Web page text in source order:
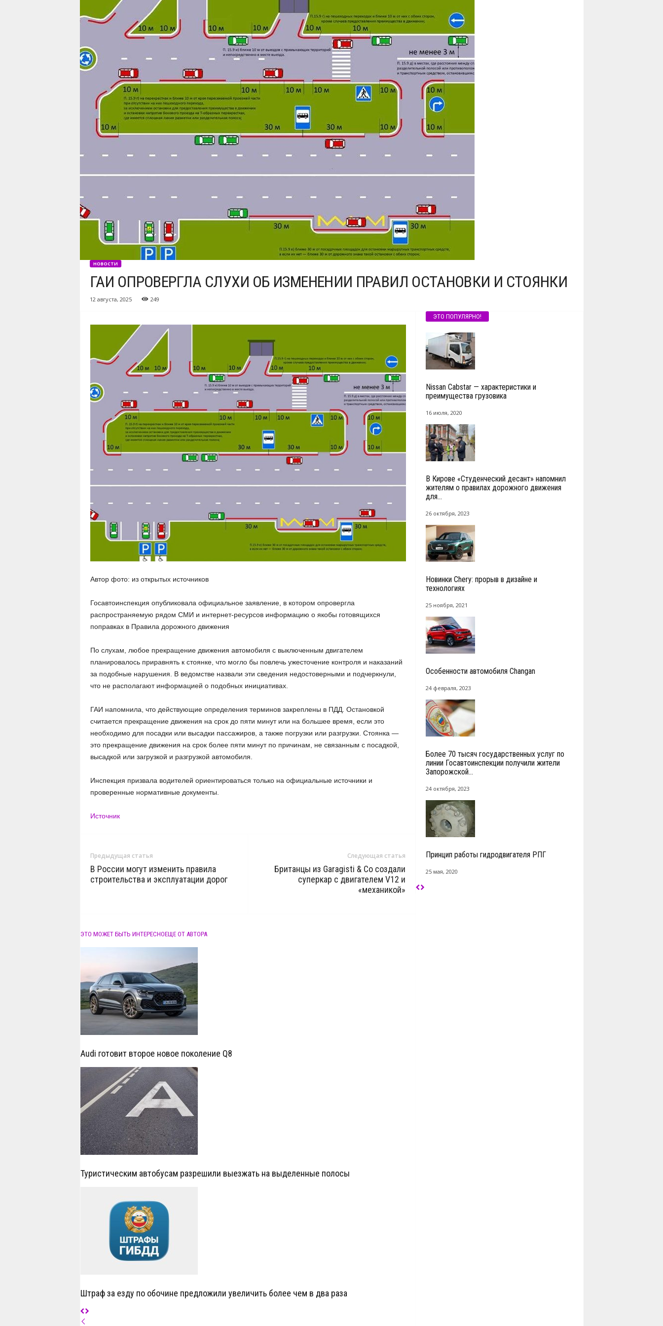
НОВОСТИ
ГАИ ОПРОВЕРГЛА СЛУХИ ОБ ИЗМЕНЕНИИ ПРАВИЛ ОСТАНОВКИ И СТОЯНКИ
12 августа, 2025 249
Автор фото: из открытых источников
Госавтоинспекция опубликовала официальное заявление, в котором опровергла
распространяемую рядом СМИ и интернет-ресурсов информацию о якобы готовящихся
поправках в Правила дорожного движения
По слухам, любое прекращение движения автомобиля с выключенным двигателем
планировалось приравнять к стоянке, что могло бы повлечь ужесточение контроля и наказаний
за подобные нарушения. В ведомстве назвали эти сведения недостоверными и подчеркнули,
что не располагают информацией о подобных инициативах.
ГАИ напомнила, что действующие определения терминов закреплены в ПДД. Остановкой
считается прекращение движения на срок до пяти минут или на большее время, если это
необходимо для посадки или высадки пассажиров, а также погрузки или разгрузки. Стоянка —
это прекращение движения на срок более пяти минут по причинам, не связанным с посадкой,
высадкой или загрузкой и разгрузкой автомобиля.
Инспекция призвала водителей ориентироваться только на официальные источники и
проверенные нормативные документы.
Источник
Предыдущая статья
В России могут изменить правила
строительства и эксплуатации дорог
Следующая статья
Британцы из Garagisti & Co создали
суперкар с двигателем V12 и
«механикой»
ЭТО МОЖЕТ БЫТЬ ИНТЕРЕСНОЕЩЕ ОТ АВТОРА
Audi готовит второе новое поколение Q8
Туристическим автобусам разрешили выезжать на выделенные полосы
Штраф за езду по обочине предложили увеличить более чем в два раза
ЭТО ПОПУЛЯРНО!
Nissan Cabstar — характеристики и
преимущества грузовика
16 июля, 2020
В Кирове «Студенческий десант» напомнил
жителям о правилах дорожного движения
для...
26 октября, 2023
Новинки Chery: прорыв в дизайне и
технологиях
25 ноября, 2021
Особенности автомобиля Changan
24 февраля, 2023
Более 70 тысяч государственных услуг по
линии Госавтоинспекции получили жители
Запорожской...
24 октября, 2023
Принцип работы гидродвигателя РПГ
25 мая, 2020